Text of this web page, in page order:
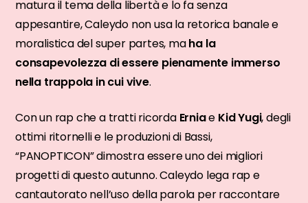
matura il tema della libertà e lo fa senza
appesantire, Caleydo non usa la retorica banale e
moralistica del super partes, maha la
consapevolezza di essere pienamente immerso
nella trappola in cui vive.
Con un rap che a tratti ricorda Erniae Kid Yugi, degli
ottimi ritornelli e le produzioni di Bassi,
“PANOPTICON” dimostra essere uno dei migliori
progetti di questo autunno. Caleydo lega rap e
cantautorato nell’uso della parola per raccontare